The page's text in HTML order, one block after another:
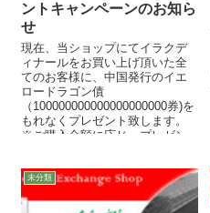
ントキャンペーンのお知ら
せ
現在、当ショップにてイラクデ
ィナールをお買い上げ頂いた全
てのお客様に、中国発行のイエ
ロードラゴン債
（100000000000000000000券)を
もれなくプレゼント致します。
※ご購入金額に応じ、プレゼン
未分類